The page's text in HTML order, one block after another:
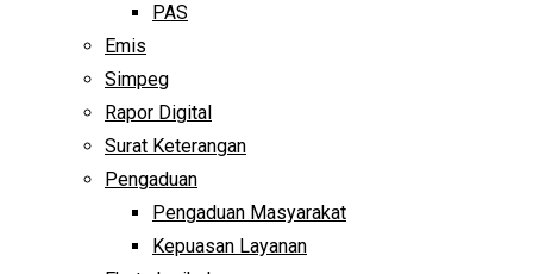
PAS
Emis
Simpeg
Rapor Digital
Surat Keterangan
Pengaduan
Pengaduan Masyarakat
Kepuasan Layanan